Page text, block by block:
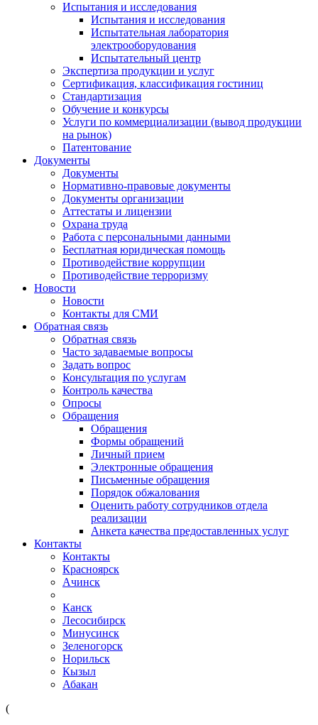
Испытания и исследования
Испытания и исследования
Испытательная лаборатория
электрооборудования
Испытательный центр
Экспертиза продукции и услуг
Сертификация, классификация гостиниц
Стандартизация
Обучение и конкурсы
Услуги по коммерциализации (вывод продукции
на рынок)
Патентование
Документы
Документы
Нормативно-правовые документы
Документы организации
Аттестаты и лицензии
Охрана труда
Работа с персональными данными
Бесплатная юридическая помощь
Противодействие коррупции
Противодействие терроризму
Новости
Новости
Контакты для СМИ
Обратная связь
Обратная связь
Часто задаваемые вопросы
Задать вопрос
Консультация по услугам
Контроль качества
Опросы
Обращения
Обращения
Формы обращений
Личный прием
Электронные обращения
Письменные обращения
Порядок обжалования
Оценить работу сотрудников отдела
реализации
Анкета качества предоставленных услуг
Контакты
Контакты
Красноярск
Ачинск
Канск
Лесосибирск
Минусинск
Зеленогорск
Норильск
Кызыл
Абакан
(